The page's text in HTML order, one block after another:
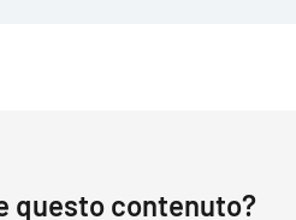
questo contenuto?